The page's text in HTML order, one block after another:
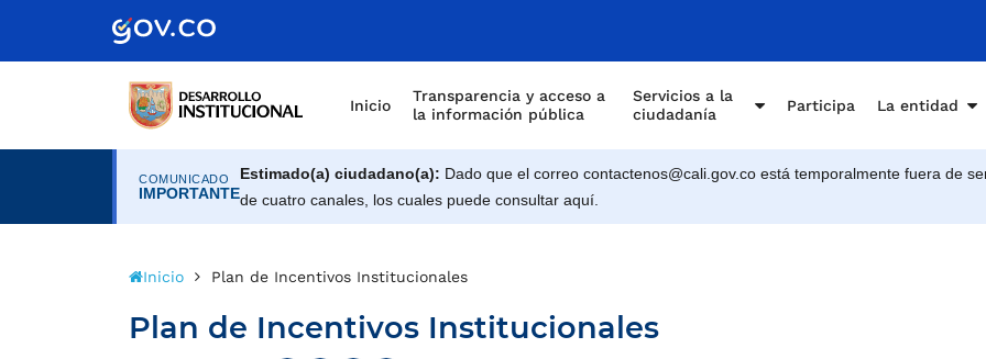
de Gobierno
Inicio
Transparencia y acceso a
la información pública
Servicios a la
ciudadanía
Participa La entidad
COMUNICADO
IMPORTANTE
Estimado(a) ciudadano(a): Dado que el correo contactenos@cali.gov.co está temporalmente fuera de
de cuatro canales, los cuales puede consultar aquí.
Inicio Plan de Incentivos Institucionales
Plan de Incentivos Institucionales